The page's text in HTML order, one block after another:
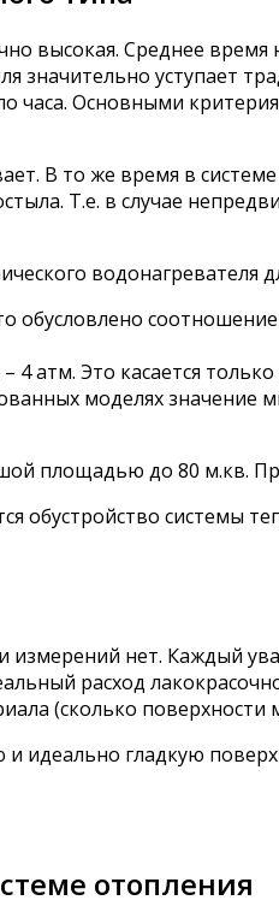
высокая. Среднее время
уступает
часа. Основными
В то же время в
Т.е. в случае
водонагревателя
Это касается
моделях значение
площадью до 80 м.кв.
обустройство системы
нет. Каждый
расход
(сколько
идеально гладкую
отопления